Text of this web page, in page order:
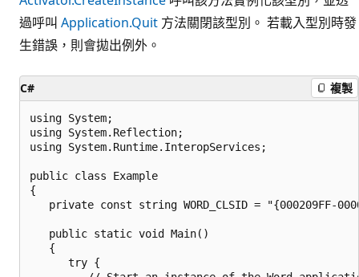
過呼叫 Application.Quit 方法關閉該型別。 若載入型別時發
生錯誤，則會拋出例外。
C# 複製
using System;
using System.Reflection;
using System.Runtime.InteropServices;
public class Example
{
private const string WORD_CLSID = "{000209FF-
   public static void Main()
   {
      try {